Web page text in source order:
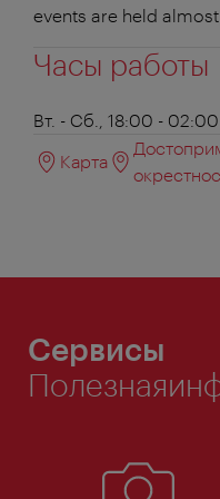
events are held
Часы работы
Вт. - Сб., 18:00 - 02:00
Карта
Сервисы